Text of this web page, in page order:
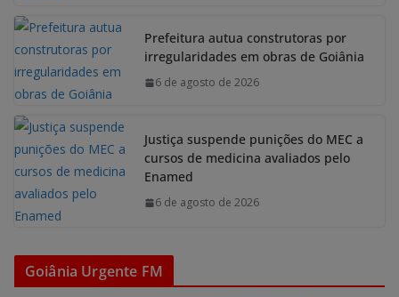
Prefeitura autua construtoras por
irregularidades em obras de Goiânia
6 de agosto de 2026
Justiça suspende punições do MEC a
cursos de medicina avaliados pelo
Enamed
6 de agosto de 2026
Goiânia Urgente FM